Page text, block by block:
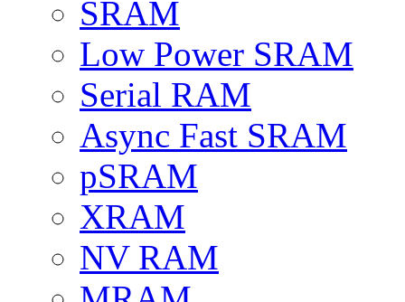
SRAM
Low Power SRAM
Serial RAM
Async Fast SRAM
pSRAM
XRAM
NV RAM